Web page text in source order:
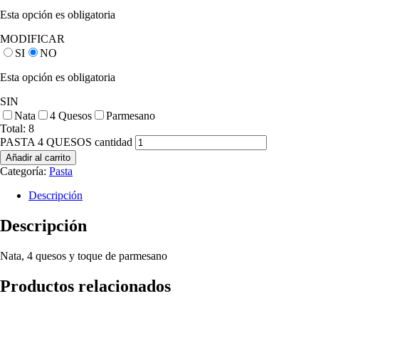
Esta opción es obligatoria
MODIFICAR
SI
NO
Esta opción es obligatoria
SIN
Nata
4 Quesos
Parmesano
Total: 8
PASTA 4 QUESOS cantidad
Añadir al carrito
Categoría: Pasta
Descripción
Descripción
Nata, 4 quesos y toque de parmesano
Productos relacionados